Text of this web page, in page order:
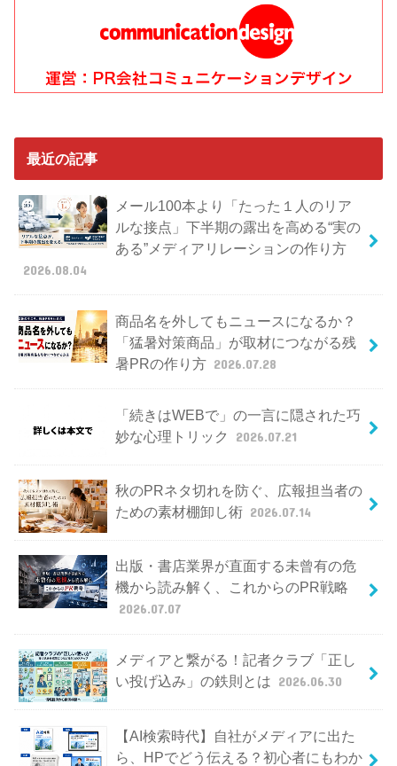
最近の記事
メール100本より「たった１人のリア
ルな接点」下半期の露出を高める“実の
ある”メディアリレーションの作り方
2026.08.04
商品名を外してもニュースになるか？
「猛暑対策商品」が取材につながる残
暑PRの作り方 2026.07.28
「続きはWEBで」の一言に隠された巧
妙な心理トリック
2026.07.21
秋のPRネタ切れを防ぐ、広報担当者の
ための素材棚卸し術 2026.07.14
出版・書店業界が直面する未曾有の危
機から読み解く、これからのPR戦略
2026.07.07
メディアと繋がる！記者クラブ「正し
い投げ込み」の鉄則とは 2026.06.30
【AI検索時代】自社がメディアに出た
ら、HPでどう伝える？初心者にもわか